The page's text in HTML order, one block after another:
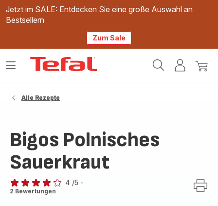
Jetzt im SALE: Entdecken Sie eine große Auswahl an
Bestsellern
Zum Sale
Mein
Mein
Das
Alle Rezepte
Bigos Polnisches
Sauerkraut
Bewertung
4 /5 -
2 Bewertungen